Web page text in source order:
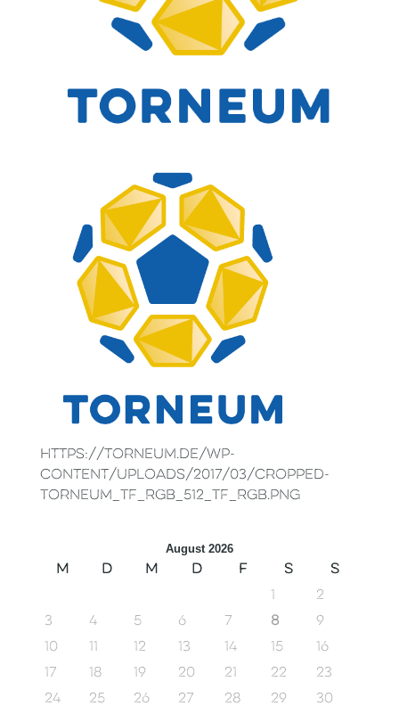
https://torneum.de/wp-
content/uploads/2017/03/cropped-
Torneum_TF_RGB_512_TF_RGB.png
August 2026
M D M D F S
S
1
2
3
4 5 6 7 8
9
10
11 12 13 14 15
16
17
18 19 20 21 22
23
24
25 26 27 28 29
30